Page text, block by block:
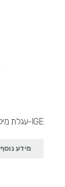
IGE-עגלת מילוי שמן ידני 24 ליטר "פנחס"
מידע נוסף